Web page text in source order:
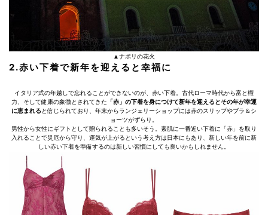
▲ナポリの花火
2.赤い下着で新年を迎えると幸福に
イタリア式の年越しで忘れることができないのが、赤い下着。古代ローマ時代から富と権
力、そして健康の象徴とされてきた 「赤」の下着を身につけて新年を迎えるとその年が幸運
に恵まれる と信じられており、年末からランジェリーショップには赤のスリップやブラ＆シ
ョーツがずらり。
男性から女性にギフトとして贈られることも多いそう。素肌に一番近い下着に「赤」を取り
入れることで災厄から守り、運気が上がるという考え方は日本にもあり、新しい年を前に新
しい赤い下着を準備するのは新しい習慣にしても良いかもしれません。